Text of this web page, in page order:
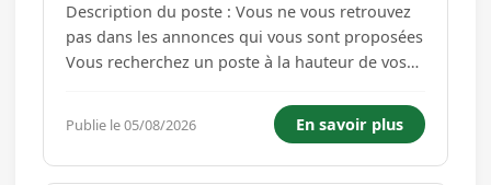
Description du poste : Vous ne vous retrouvez
pas dans les annonces qui vous sont proposées
Vous recherchez un poste à la hauteur de vos
de notre partenaire, spécialisé dans le domaine
de l'électronique, un : Technicien Electronique
H/F Sous la r...
Publie le 05/08/2026 En savoir plus